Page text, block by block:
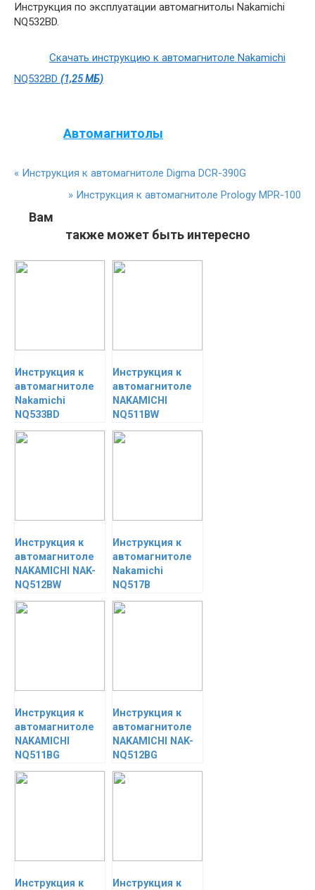
Инструкция по эксплуатации автомагнитолы Nakamichi
NQ532BD.
Скачать инструкцию к автомагнитоле Nakamichi
NQ532BD (1,25 МБ)
Автомагнитолы
« Инструкция к автомагнитоле Digma DCR-390G
» Инструкция к автомагнитоле Prology MPR-100
Вам
также может быть интересно
Инструкция к
автомагнитоле
Nakamichi
NQ533BD
Инструкция к
автомагнитоле
NAKAMICHI
NQ511BW
Инструкция к
автомагнитоле
NAKAMICHI NAK-
NQ512BW
Инструкция к
автомагнитоле
Nakamichi
NQ517B
Инструкция к
автомагнитоле
NAKAMICHI
NQ511BG
Инструкция к
автомагнитоле
NAKAMICHI NAK-
NQ512BG
Инструкция к Инструкция к